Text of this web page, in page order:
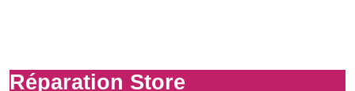
Réparation Store